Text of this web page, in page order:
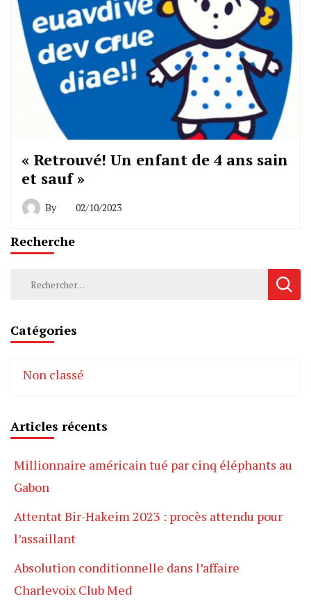
« Retrouvé! Un enfant de 4 ans sain
et sauf »
By 02/10/2023
Recherche
Rechercher :
Catégories
Non classé
Articles récents
Millionnaire américain tué par cinq éléphants au
Gabon
Attentat Bir-Hakeim 2023 : procès attendu pour
l’assaillant
Absolution conditionnelle dans l’affaire
Charlevoix Club Med